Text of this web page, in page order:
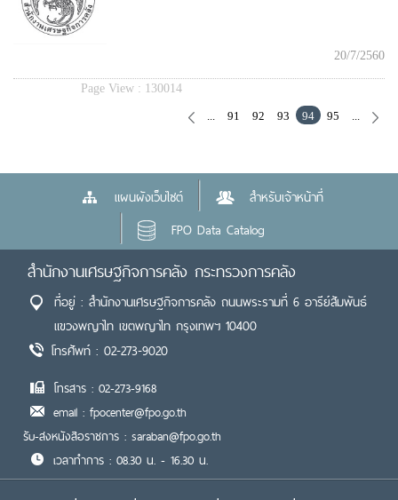
20/7/2560
... 91 92 93 94 95 ...
Page View : 130014
แผนผังเว็บไซต์
สำหรับเจ้าหน้าที่
FPO Data Catalog
สำนักงานเศรษฐกิจการคลัง กระทรวงการคลัง
ที่อยู่ : สำนักงานเศรษฐกิจการคลัง ถนนพระรามที่ 6 อารีย์สัมพันธ์
แขวงพญาไท เขตพญาไท กรุงเทพฯ 10400
โทรศัพท์ : 02-273-9020
โทรสาร : 02-273-9168
email : fpocenter@fpo.go.th
รับ-ส่งหนังสือราชการ : saraban@fpo.go.th
เวลาทำการ : 08.30 น. - 16.30 น.